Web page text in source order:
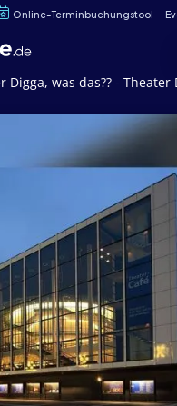
Online-Terminbuchungstool
Digga, was das?? -